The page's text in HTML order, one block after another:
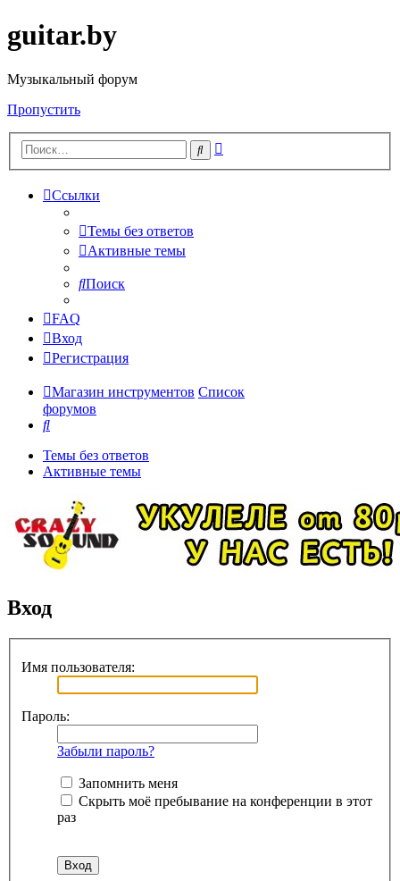
guitar.by
Музыкальный форум
Пропустить
Поиск
Ссылки
Темы без ответов
Активные темы
Поиск
FAQ
Вход
Регистрация
Магазин инструментов Список
форумов
Поиск
Темы без ответов
Активные темы
Вход
Имя пользователя:
Пароль:
Забыли пароль?
Запомнить меня
Скрыть моё пребывание на конференции в этот
раз